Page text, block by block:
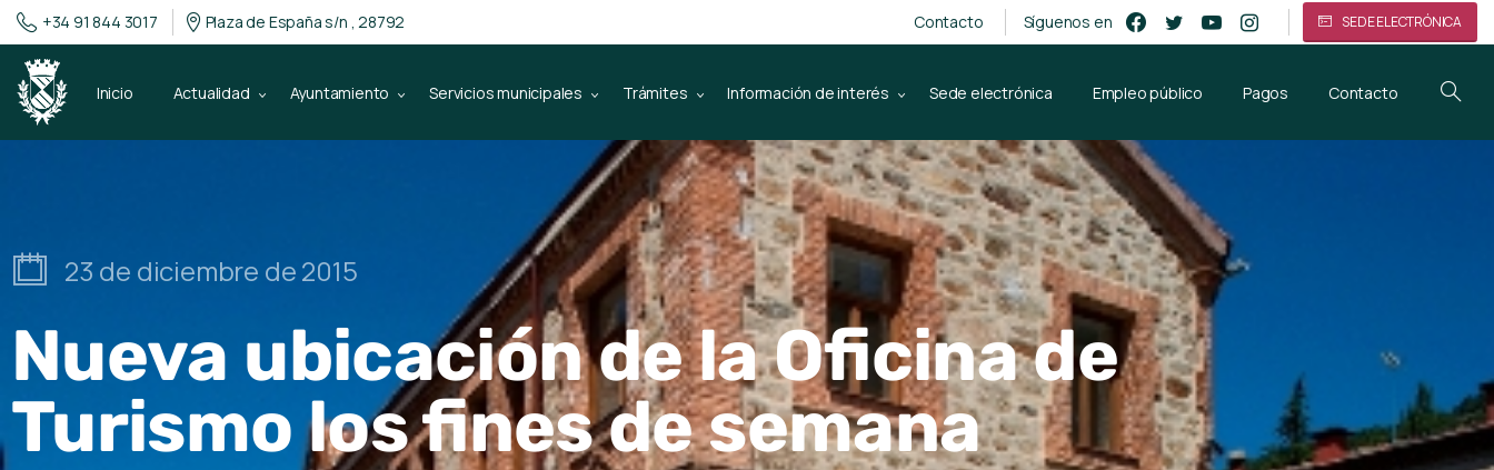
+34 91 844 3017 Plaza de España s/n , 28792 Contacto Síguenos en SEDE ELECTRÓNICA
Inicio Actualidad Ayuntamiento Servicios municipales Trámites Información de interés Sede electrónica Empleo público Pagos Contacto
23 de diciembre de 2015
Nueva ubicación de la Oficina de
Turismo los fines de semana